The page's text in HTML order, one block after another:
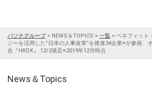
パソナグループ> NEWS＆TOPICS > 一覧 > ベネフィット
ジーを活用した”日本の人事改革”を推進34企業※が参画
合『HRDX』 12/2発足※2019年12月時点
News＆Topics